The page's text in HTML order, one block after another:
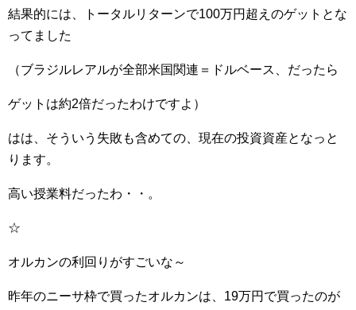
結果的には、トータルリターンで100万円超えのゲットとな
ってました
（ブラジルレアルが全部米国関連＝ドルベース、だったら
ゲットは約2倍だったわけですよ）
はは、そういう失敗も含めての、現在の投資資産となっと
ります。
高い授業料だったわ・・。
☆
オルカンの利回りがすごいな～
昨年のニーサ枠で買ったオルカンは、19万円で買ったのが